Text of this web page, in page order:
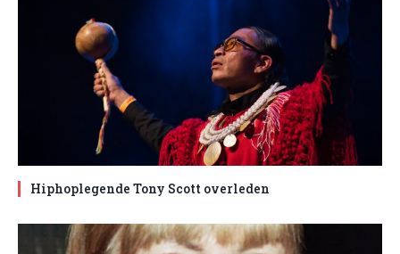
Hiphoplegende Tony Scott overleden